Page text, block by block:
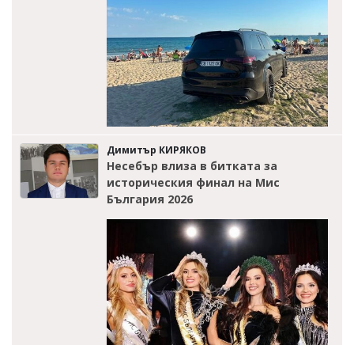
Димитър КИРЯКОВ
Несебър влиза в битката за
историческия финал на Мис
България 2026